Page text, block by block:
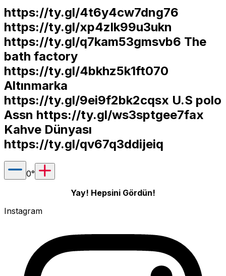
https://ty.gl/4t6y4cw7dng76
https://ty.gl/xp4zlk99u3ukn
https://ty.gl/q7kam53gmsvb6 The
bath factory
https://ty.gl/4bkhz5k1ft070
Altınmarka
https://ty.gl/9ei9f2bk2cqsx U.S polo
Assn https://ty.gl/ws3sptgee7fax
Kahve Dünyası
https://ty.gl/qv67q3ddijeiq
0°
Yay! Hepsini Gördün!
Instagram